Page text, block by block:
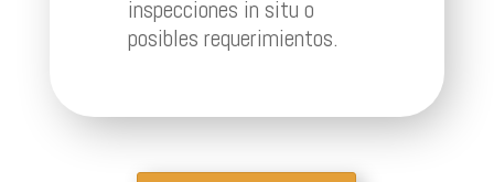
inspecciones in situ o
posibles requerimientos.